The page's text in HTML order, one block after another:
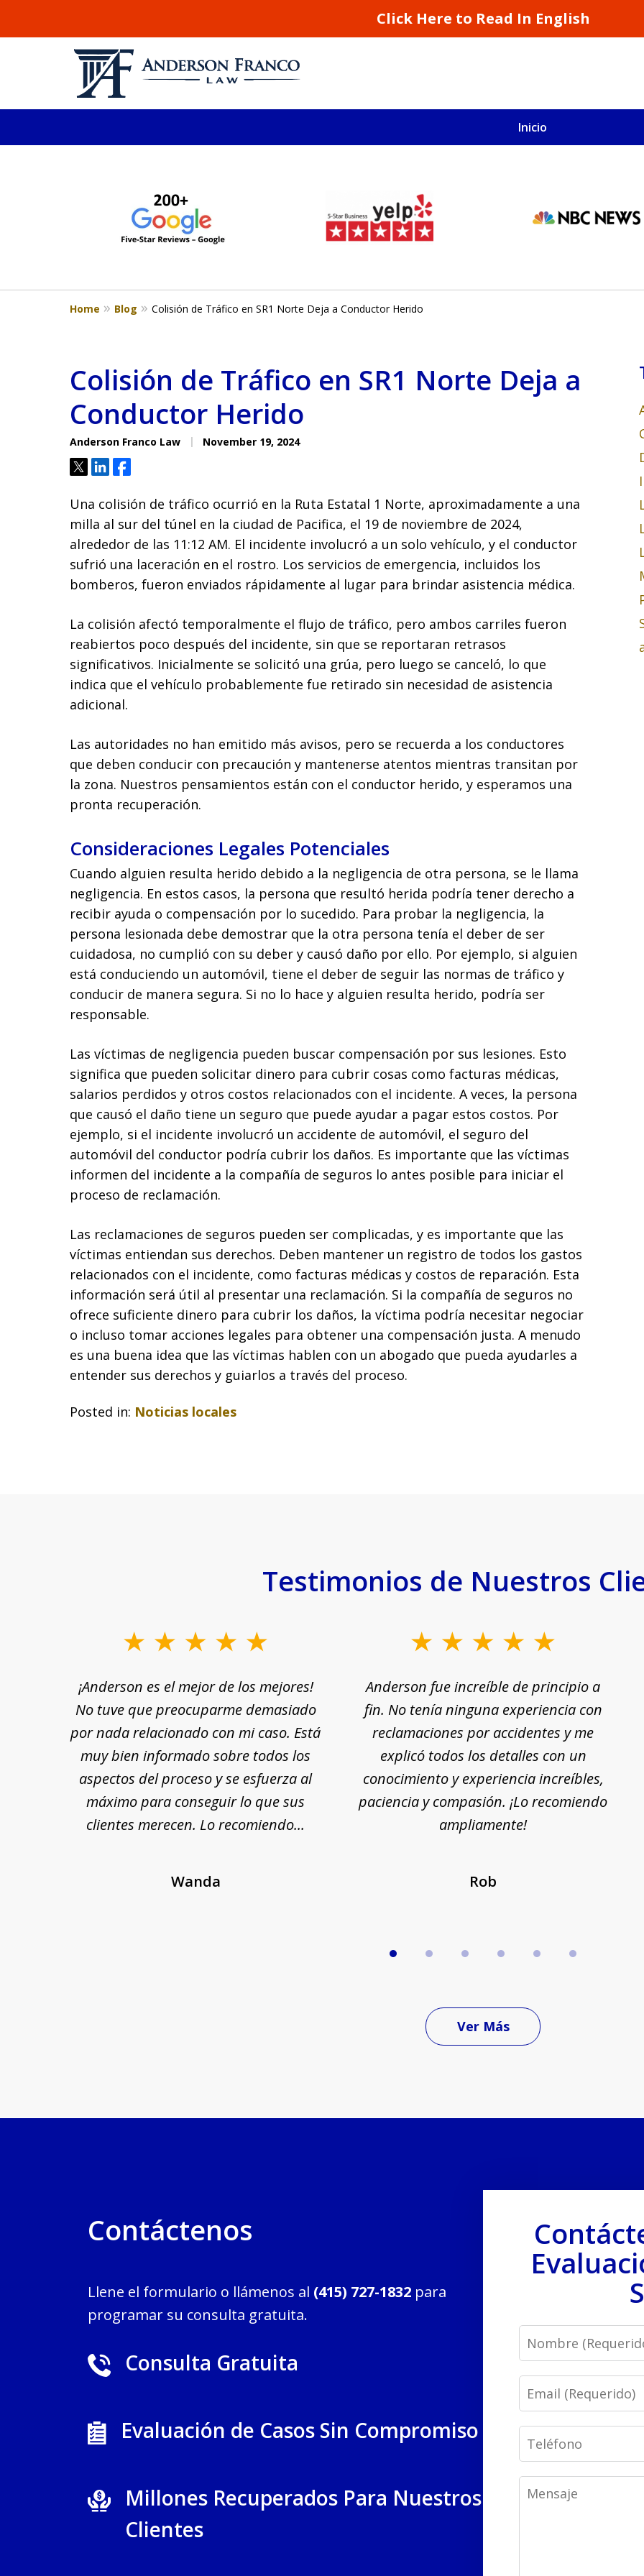
Click Here to Read In English
Inicio
Millones recuperados en el área de San Francisco y California
4
Home Blog Colisión de Tráfico en SR1 Norte Deja a Conductor Herido
Colisión de Tráfico en SR1 Norte Deja a
Conductor Herido
Anderson Franco Law November 19, 2024
TweetShareShare
Una colisión de tráfico ocurrió en la Ruta Estatal 1 Norte, aproximadamente a una
milla al sur del túnel en la ciudad de Pacifica, el 19 de noviembre de 2024,
alrededor de las 11:12 AM. El incidente involucró a un solo vehículo, y el conductor
sufrió una laceración en el rostro. Los servicios de emergencia, incluidos los
bomberos, fueron enviados rápidamente al lugar para brindar asistencia médica.
La colisión afectó temporalmente el flujo de tráfico, pero ambos carriles fueron
reabiertos poco después del incidente, sin que se reportaran retrasos
significativos. Inicialmente se solicitó una grúa, pero luego se canceló, lo que
indica que el vehículo probablemente fue retirado sin necesidad de asistencia
adicional.
Las autoridades no han emitido más avisos, pero se recuerda a los conductores
que deben conducir con precaución y mantenerse atentos mientras transitan por
la zona. Nuestros pensamientos están con el conductor herido, y esperamos una
pronta recuperación.
Consideraciones Legales Potenciales
Cuando alguien resulta herido debido a la negligencia de otra persona, se le llama
negligencia. En estos casos, la persona que resultó herida podría tener derecho a
recibir ayuda o compensación por lo sucedido. Para probar la negligencia, la
persona lesionada debe demostrar que la otra persona tenía el deber de ser
cuidadosa, no cumplió con su deber y causó daño por ello. Por ejemplo, si alguien
está conduciendo un automóvil, tiene el deber de seguir las normas de tráfico y
conducir de manera segura. Si no lo hace y alguien resulta herido, podría ser
responsable.
Las víctimas de negligencia pueden buscar compensación por sus lesiones. Esto
significa que pueden solicitar dinero para cubrir cosas como facturas médicas,
salarios perdidos y otros costos relacionados con el incidente. A veces, la persona
que causó el daño tiene un seguro que puede ayudar a pagar estos costos. Por
ejemplo, si el incidente involucró un accidente de automóvil, el seguro del
automóvil del conductor podría cubrir los daños. Es importante que las víctimas
informen del incidente a la compañía de seguros lo antes posible para iniciar el
proceso de reclamación.
Las reclamaciones de seguros pueden ser complicadas, y es importante que las
víctimas entiendan sus derechos. Deben mantener un registro de todos los gastos
relacionados con el incidente, como facturas médicas y costos de reparación. Esta
información será útil al presentar una reclamación. Si la compañía de seguros no
ofrece suficiente dinero para cubrir los daños, la víctima podría necesitar negociar
o incluso tomar acciones legales para obtener una compensación justa. A menudo
es una buena idea que las víctimas hablen con un abogado que pueda ayudarles a
entender sus derechos y guiarlos a través del proceso.
Posted in: Noticias locales
Testimonios de Nuestros
¡Anderson es el mejor de los mejores!
No tuve que preocuparme demasiado
por nada relacionado con mi caso. Está
muy bien informado sobre todos los
aspectos del proceso y se esfuerza al
máximo para conseguir lo que sus
clientes merecen. Lo recomiendo...
Wanda
Anderson fue increíble de principio a
fin. No tenía ninguna experiencia con
reclamaciones por accidentes y me
explicó todos los detalles con un
conocimiento y experiencia increíbles,
paciencia y compasión. ¡Lo recomiendo
ampliamente!
Rob
Ver Más
Contáctenos
Llene el formulario o llámenos al (415) 727-1832 para
programar su consulta gratuita.
Consulta Gratuita
Evaluación de Casos Sin Compromiso
Millones Recuperados Para Nuestros
Clientes
Name
Email
Phone
Message